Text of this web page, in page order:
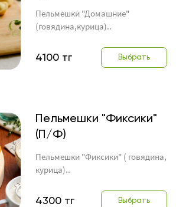
Пельмешки "Домашние"
(говядина,курица)..
4100 тг Выбрать
Пельмешки "Фиксики"
(П/Ф)
Пельмешки "Фиксики" ( говядина,
курица)..
4300 тг Выбрать